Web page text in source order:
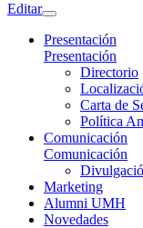
Editar
Presentación
Presentación
Directorio
Carta de
Política
Comunicación
Comunicación
Marketing
Alumni UMH
Novedades